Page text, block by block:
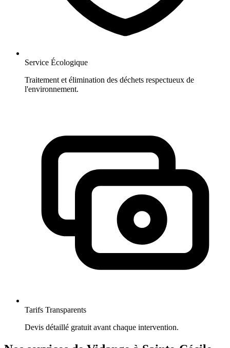
Service Écologique
Traitement et élimination des déchets respectueux de
l'environnement.
Tarifs Transparents
Devis détaillé gratuit avant chaque intervention.